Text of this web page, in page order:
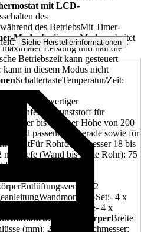
mit LCD-
des
des BetriebsMit Timer-
ModusIn diesem Modus arbeitet
Leistung und hält die
Betriebszeit kann gesteuert
in diesem Modus nicht
SchaltertasteTemperatur/Zeit:
Hochwertiger
Kunststoff für
bis zu einer Höhe von 200
passend für gerade sowie für
Rohrdurchmesser 18 bis
mmTiefe (Wand bis Mitte Rohr): 75
die Montage in
1/2
Set:- 4 x
4 x Halterschraube- 4 x
BadheizkörperBreite
(mm): 255Rohrdurchmesser:
Siehe Herstellerinformationen .